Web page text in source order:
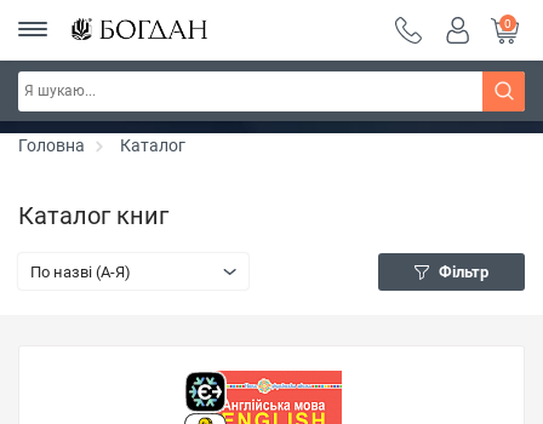
Серія "Чейзіана" ~ знижка 20%
0
Головна Каталог
Каталог книг
По назві (A-Я) Фільтр